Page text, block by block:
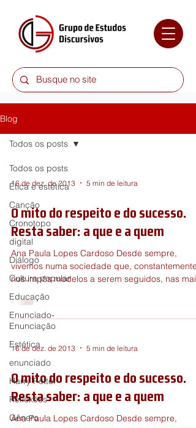
Blog
Todos os posts
Ética e estética
Canção
Cronotopo
digital
Diálogo
Cultura popular
Educação
Enunciado-
Enunciação
Estética
enunciado
Harry Potter
Reflexões
Gênero
Todos os posts
16 de dez. de 2013 5 min de leitura
O mito do respeito e do sucesso.
Resta saber: a que e a quem
Ana Paula Lopes Cardoso Desde sempre,
vivemos numa sociedade que, constantemente,
nos impôs modelos a serem seguidos, nas mais
diversas...
16 de dez. de 2013 5 min de leitura
O mito do respeito e do sucesso.
Resta saber: a que e a quem
Ana Paula Lopes Cardoso Desde sempre,